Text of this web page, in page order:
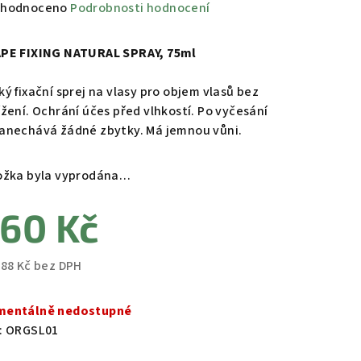
Podrobnosti hodnocení
FIXING NATURAL SPRAY, 75ml
fixační sprej na vlasy pro objem vlasů bez
Ochrání účes před vlhkostí. Po vyčesání
žádné zbytky. Má jemnou vůni.
byla vyprodána…
Kč
Kč bez DPH
nedostupné
ORGSL01